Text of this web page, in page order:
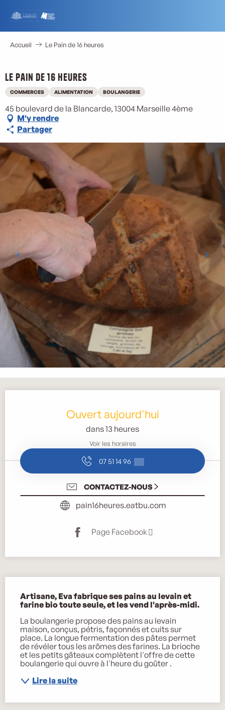
contenu
principal
Accueil Le Pain de 16 heures
Le Pain de 16 heures
COMMERCES ALIMENTATION BOULANGERIE
45 boulevard de la Blancarde, 13004 Marseille 4ème
M'y rendre
Partager
Ouvert aujourd'hui
dans 13 heures
Voir les horaires
07 51 14 96 ▒▒
CONTACTEZ-NOUS
pain16heures.eatbu.com
Page Facebook
Artisane, Eva fabrique ses pains au levain et
farine bio toute seule, et les vend l'après-midi.
La boulangerie propose des pains au levain
maison, conçus, pétris, façonnés et cuits sur
place. La longue fermentation des pâtes permet
de révéler tous les arômes des farines. La brioche
et les petits gâteaux complètent l'offre de cette
boulangerie qui ouvre à l'heure du goûter .
Lire la suite